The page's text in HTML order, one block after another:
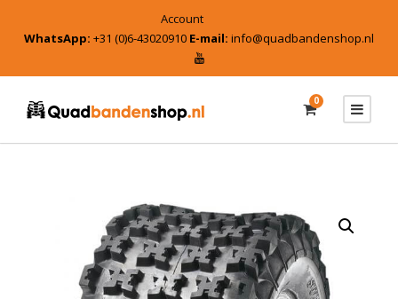
Account
WhatsApp: +31 (0)6-43020910 E-mail: info@quadbandenshop.nl
0